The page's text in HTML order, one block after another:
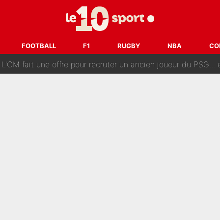
FOOTBALL F1 RUGBY NBA
annonce un premier problème pour Zinedine Zidane en
et va entrer dans une nouvelle dimension :
fait une offre pour recruter un ancien joueur du